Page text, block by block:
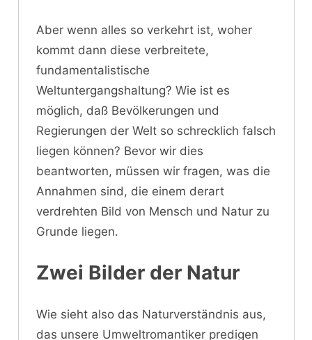
Aber wenn alles so verkehrt ist, woher
kommt dann diese verbreitete,
fundamentalistische
Weltuntergangshaltung? Wie ist es
möglich, daß Bevölkerungen und
Regierungen der Welt so schrecklich falsch
liegen können? Bevor wir dies
beantworten, müssen wir fragen, was die
Annahmen sind, die einem derart
verdrehten Bild von Mensch und Natur zu
Grunde liegen.
Zwei Bilder der Natur
Wie sieht also das Naturverständnis aus,
das unsere Umweltromantiker predigen